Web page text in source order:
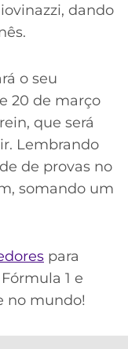
dando
o seu
20 de março
que será
Lembrando
de provas no
somando um
para
1 e
no mundo!